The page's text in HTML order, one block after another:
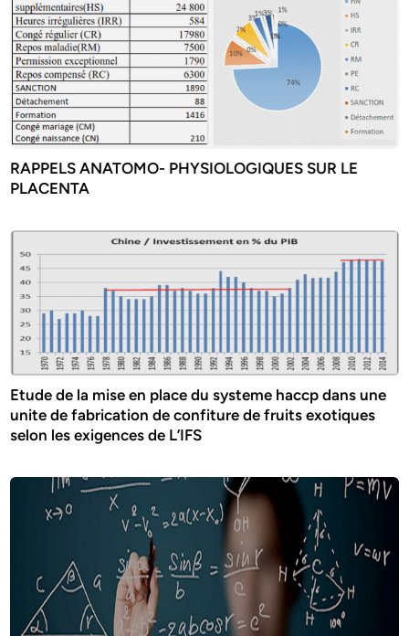
RAPPELS ANATOMO- PHYSIOLOGIQUES SUR LE
PLACENTA
Etude de la mise en place du systeme haccp dans une
unite de fabrication de confiture de fruits exotiques
selon les exigences de L’IFS